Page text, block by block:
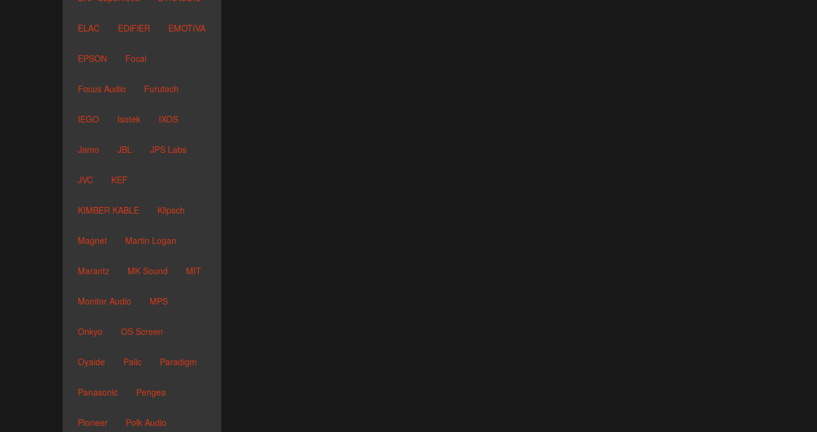
ELAC EDiFiER EMOTIVA
EPSON Focal
Focus Audio Furutech
IEGO Isotek IXOS
Jamo JBL JPS Labs
JVC KEF
KIMBER KABLE Klipsch
Magnet Martin Logan
Marantz MK Sound MIT
Monitor Audio MPS
Onkyo OS Screen
Oyaide Palic Paradigm
Panasonic Pengea
Pioneer Polk Audio